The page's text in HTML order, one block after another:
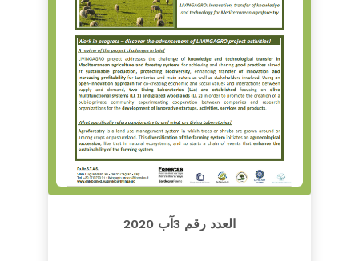
العدد رقم 3آب 2020